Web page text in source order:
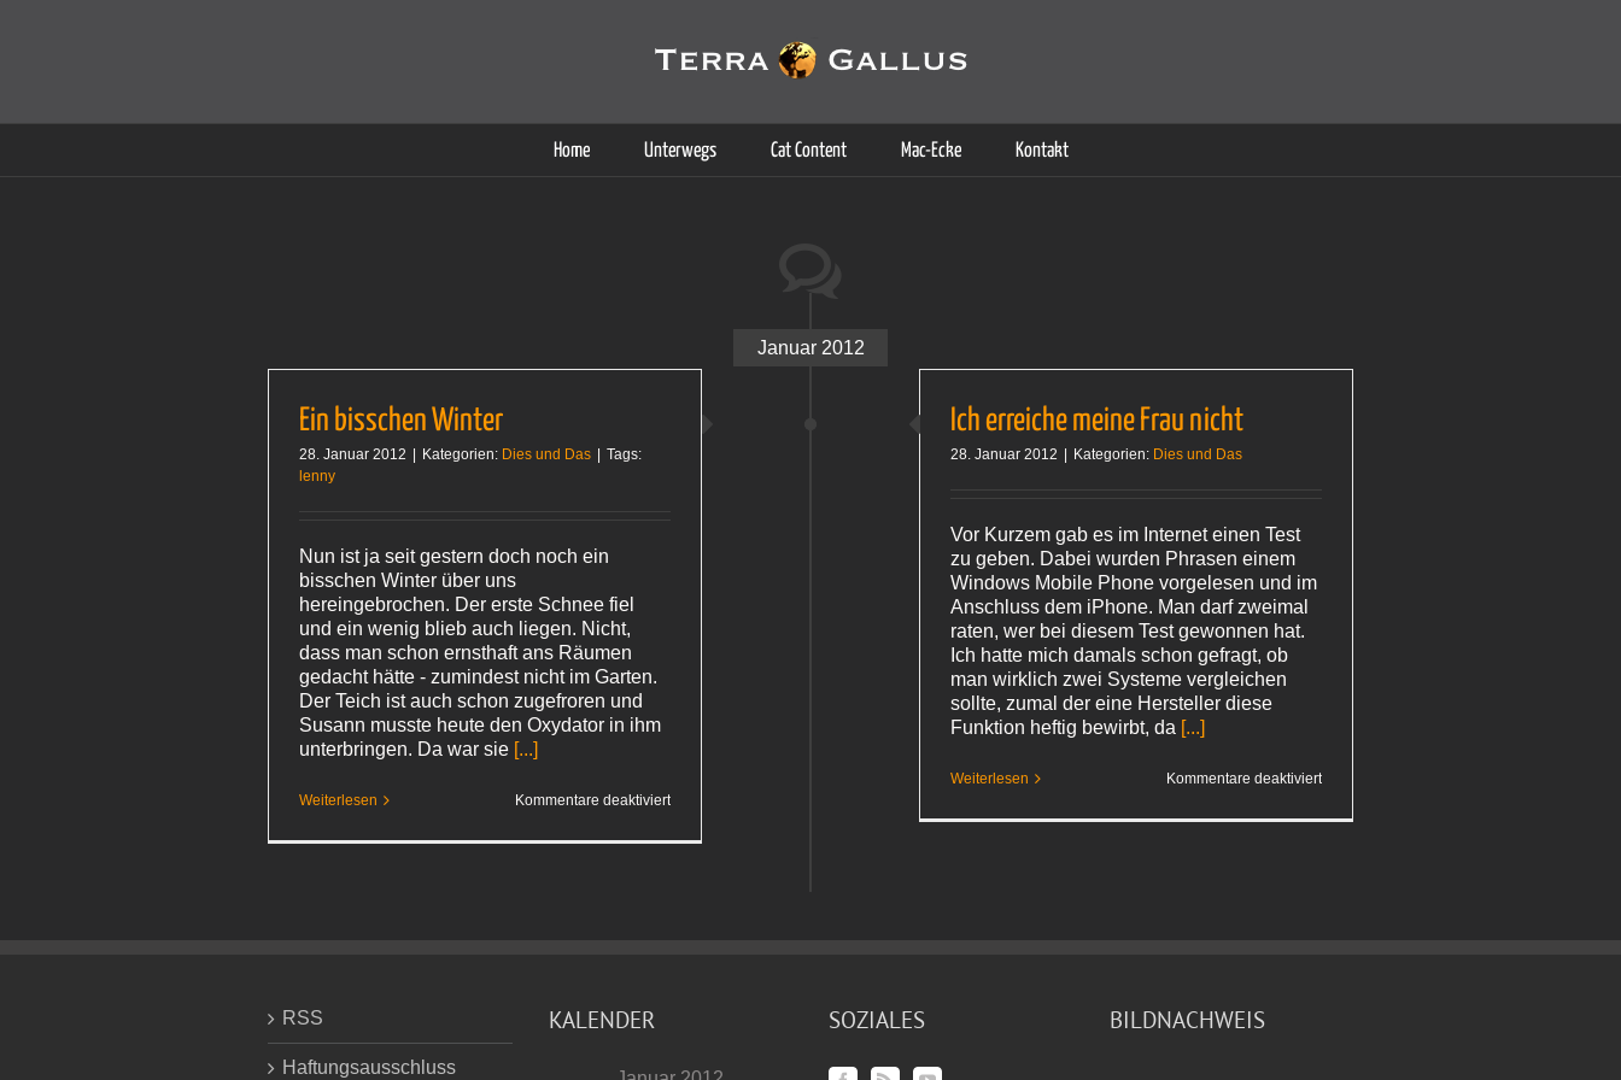
Home Unterwegs Cat Content Mac-Ecke Kontakt
Januar 2012
Ein bisschen Winter
28. Januar 2012 Kategorien: Dies und Das
Tags:
lenny
Nun ist ja seit gestern doch noch ein
bisschen Winter über uns
hereingebrochen. Der erste Schnee fiel
und ein wenig blieb auch liegen. Nicht,
dass man schon ernsthaft ans Räumen
gedacht hätte - zumindest nicht im Garten.
Der Teich ist auch schon zugefroren und
Susann musste heute den Oxydator in ihm
unterbringen. Da war sie [...]
Weiterlesen Kommentare deaktiviertfür
Ich erreiche meine Frau nicht
28. Januar 2012 Kategorien: Dies und Das
Vor Kurzem gab es im Internet einen Test
zu geben. Dabei wurden Phrasen einem
Windows Mobile Phone vorgelesen und im
Anschluss dem iPhone. Man darf zweimal
raten, wer bei diesem Test gewonnen hat.
Ich hatte mich damals schon gefragt, ob
man wirklich zwei Systeme vergleichen
sollte, zumal der eine Hersteller diese
Funktion heftig bewirbt, da [...]
Weiterlesen Kommentare deaktiviertfür
RSS
Haftungsausschluss
KALENDER SOZIALES BILDNACHWEIS
Cookies helfen auf auf dieser Seite bei der Bereitstellung der Dienste. Durch die Nutzung dieser Webseite erklären Sie sich damit einverstanden, dass Cookies gesetzt werden.
Weitere Informationen